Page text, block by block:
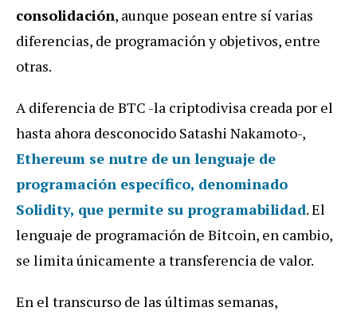
consolidación, aunque posean entre sí varias
diferencias, de programación y objetivos, entre
otras.
A diferencia de BTC -la criptodivisa creada por el
hasta ahora desconocido Satashi Nakamoto-,
Ethereum se nutre de un lenguaje de
programación específico, denominado
Solidity, que permite su programabilidad. El
lenguaje de programación de Bitcoin, en cambio,
se limita únicamente a transferencia de valor.
En el transcurso de las últimas semanas,